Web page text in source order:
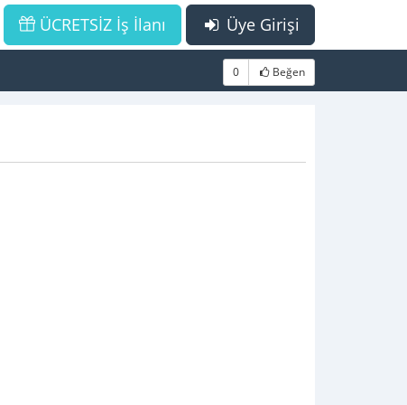
Üye Girişi
ÜCRETSİZ İş İlanı
0 Beğen